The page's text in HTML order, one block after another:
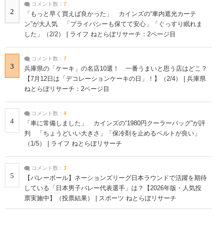
2
コメント数： 7
「もっと早く買えば良かった」 カインズの“車内遮光カーテ
ン”が大人気 「プライバシーも保てて安心」「ぐっすり眠れま
した」（2/2） | ライフ ねとらぼリサーチ：2ページ目
3
コメント数： 7
兵庫県の「ケーキ」の名店10選！ 一番うまいと思う店はどこ？
【7月12日は「デコレーションケーキの日」！】（2/4） | 兵庫県
ねとらぼリサーチ：2ページ目
4
コメント数： 4
「車に常備しました」 カインズの“1980円クーラーバッグ”が評
判 「ちょうどいい大きさ」「保冷剤を止めるベルトが良い」
（1/5） | ライフ ねとらぼリサーチ
5
コメント数： 3
【バレーボール】ネーションズリーグ日本ラウンドで活躍を期待
している「日本男子バレー代表選手」は？【2026年版・人気投
票実施中】（投票結果） | スポーツ ねとらぼリサーチ